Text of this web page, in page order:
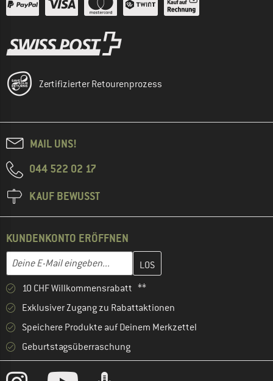
Zertifizierter Retourenprozess
MAIL UNS!
044 522 02 17
KAUF BEWUSST
KUNDENKONTO ERÖFFNEN
E-Mail-Adresse
Gib hier deine E-Mail-Adresse ein und erstelle im nächsten
10 CHF Willkommensrabatt **
Exklusiver Zugang zu Rabattaktionen
Speichere Produkte auf Deinem Merkzettel
Geburtstagsüberraschung